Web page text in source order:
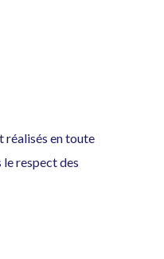
réalisés en toute
le respect des